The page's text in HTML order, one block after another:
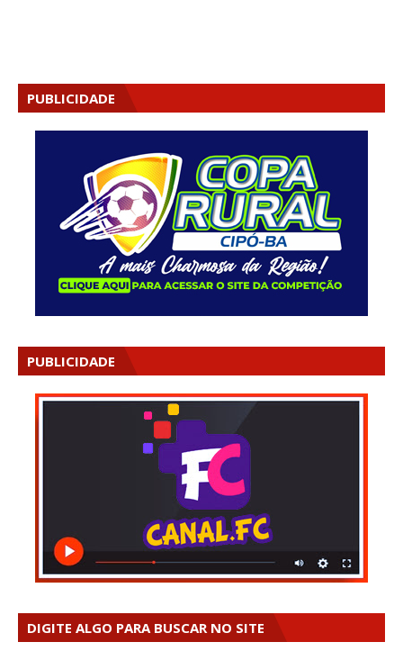
PUBLICIDADE
PUBLICIDADE
DIGITE ALGO PARA BUSCAR NO SITE